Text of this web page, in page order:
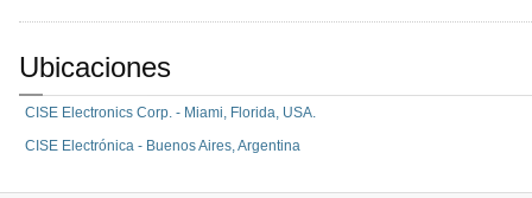
Ubicaciones
CISE Electronics Corp. - Miami, Florida, USA.
CISE Electrónica - Buenos Aires, Argentina